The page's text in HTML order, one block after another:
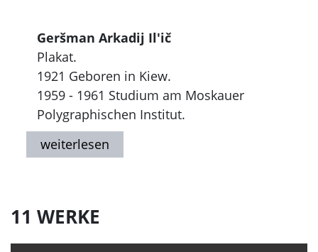
Geršman Arkadij Il'ič
Plakat.
1921 Geboren in Kiew.
1959 - 1961 Studium am Moskauer
Polygraphischen Institut.
Ab 1965 Gestaltung von Plakaten,
darunter auch Zirkusplakaten,
Bei Moskauer Palkatausstellungen mit
einer Reihe von Preisen ausgezeichet.
11 WERKE